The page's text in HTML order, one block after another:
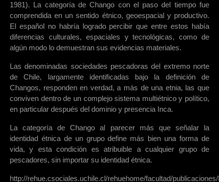
1981). La categoría de Chango con el paso del tiempo fue
comprendida en un sentido étnico, geoespacial y productivo.
El español no habría logrado percibir que entre estos había
diferencias culturales, espaciales y tecnológicas, como de
algún modo lo demuestran sus evidencias materiales.
Las denominadas sociedades pescadoras del extremo norte
de Chile, largamente identificadas bajo la definición de
Changos, responden en verdad, a más de una etnia, las que
conviven dentro de un complejo sistema multiétnico y político,
en particular después del dominio y presencia Inca.
La categoría de Chango al parecer más que señalar la
identidad étnica de un grupo define más bien una forma de
vida, y esta condición es atribuible a cualquier grupo de
pescadores, sin importar su identidad étnica.
http://rehue.csociales.uchile.cl/rehuehome/facultad/